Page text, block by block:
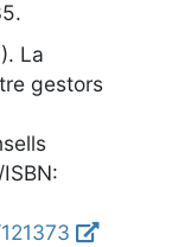
.
La
gestors